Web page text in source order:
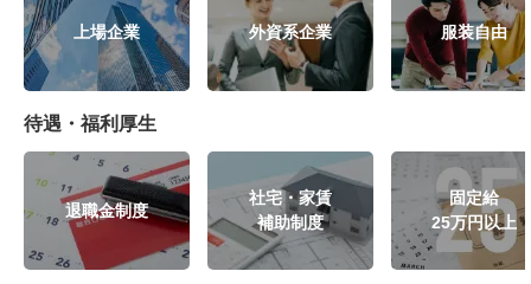
上場企業 外資系企業 服装自由
待遇・福利厚生
退職金制度
社宅・家賃
補助制度
固定給
25万円以上